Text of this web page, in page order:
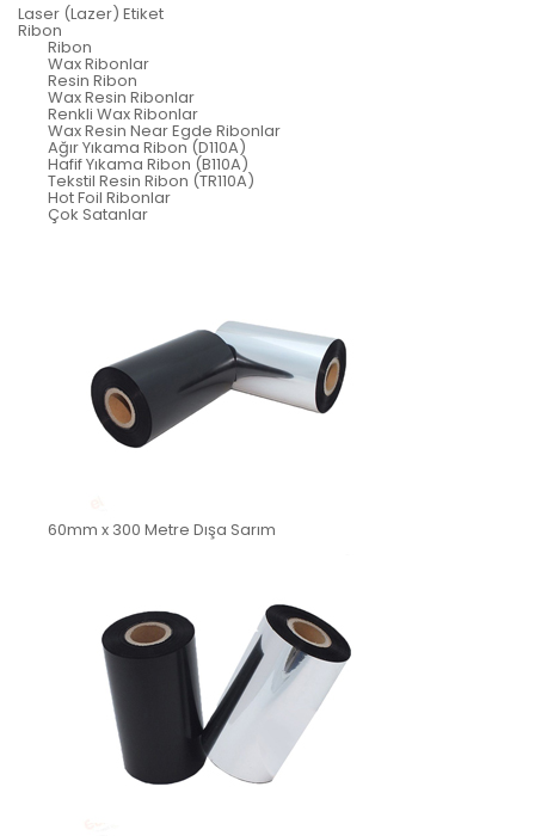
Laser (Lazer) Etiket
Ribon
Ribon
Wax Ribonlar
Resin Ribon
Wax Resin Ribonlar
Renkli Wax Ribonlar
Wax Resin Near Egde Ribonlar
Ağır Yıkama Ribon (D110A)
Hafif Yıkama Ribon (B110A)
Tekstil Resin Ribon (TR110A)
Hot Foil Ribonlar
Çok Satanlar
60mm x 300 Metre Dışa Sarım